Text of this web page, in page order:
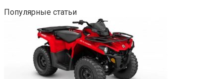
Популярные статьи